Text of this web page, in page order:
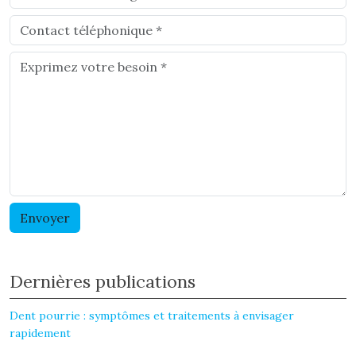
Dernières publications
Dent pourrie : symptômes et traitements à envisager
rapidement